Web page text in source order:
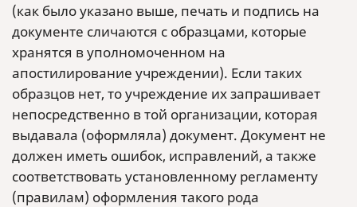
(как было указано выше, печать и подпись на
документе сличаются с образцами, которые
хранятся в уполномоченном на
апостилирование учреждении). Если таких
образцов нет, то учреждение их запрашивает
непосредственно в той организации, которая
выдавала (оформляла) документ. Документ не
должен иметь ошибок, исправлений, а также
соответствовать установленному регламенту
(правилам) оформления такого рода